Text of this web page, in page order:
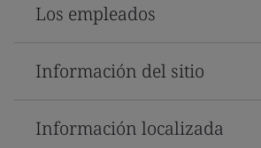
Los empleados
Información del sitio
Información localizada